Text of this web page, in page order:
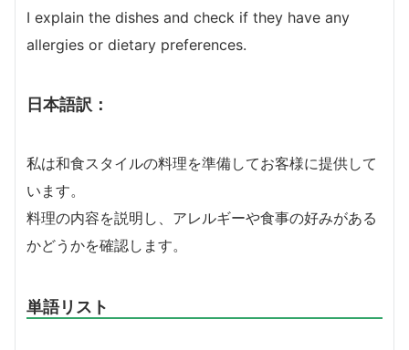
I explain the dishes and check if they have any
allergies or dietary preferences.
日本語訳：
私は和食スタイルの料理を準備してお客様に提供して
います。
料理の内容を説明し、アレルギーや食事の好みがある
かどうかを確認します。
単語リスト